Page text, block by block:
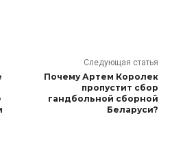
Следующая статья
Почему Артем Королек
пропустит сбор
гандбольной сборной
Беларуси?